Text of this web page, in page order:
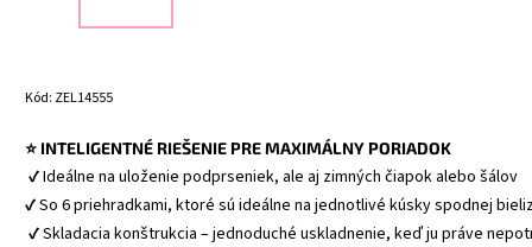
Kód: ZEL14555
⭐ INTELIGENTNÉ RIEŠENIE PRE MAXIMÁLNY PORIADOK
✔ Ideálne na uloženie podprseniek, ale aj zimných čiapok alebo šálov
✔ So 6 priehradkami, ktoré sú ideálne na jednotlivé kúsky spodnej
✔ Skladacia konštrukcia – jednoduché uskladnenie, keď ju práve